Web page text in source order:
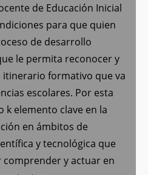
de Educación Inicial
para que quien
de desarrollo
le permita reconocer y
formativo que va
escolares. Por esta
k elemento clave en la
en ámbitos de
y tecnológica que
y actuar en